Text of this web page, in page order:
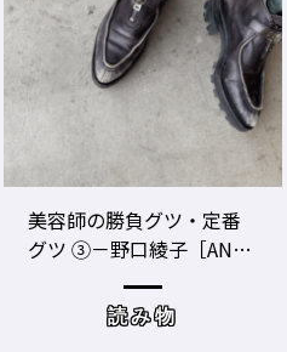
容師の勝負グツ・定番
ツ ③－野口綾子［AND
BRICKS（アンドザブ
ックス）／神奈川県鎌
市］の場合－
読み物